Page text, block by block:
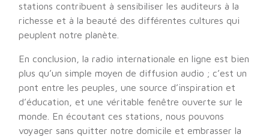
stations contribuent à sensibiliser les auditeurs à la
richesse et à la beauté des différentes cultures qui
peuplent notre planète.
En conclusion, la radio internationale en ligne est bien
plus qu’un simple moyen de diffusion audio ; c’est un
pont entre les peuples, une source d’inspiration et
d’éducation, et une véritable fenêtre ouverte sur le
monde. En écoutant ces stations, nous pouvons
voyager sans quitter notre domicile et embrasser la